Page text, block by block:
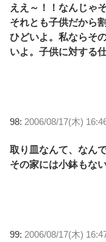
ええ～！！なんじゃ
それとも子供だから
ひどいよ。私ならそ
いよ。子供に対する
98: 2006/08/17(木)
取り皿なんて、なん
その家には小鉢もな
99: 2006/08/17(木)